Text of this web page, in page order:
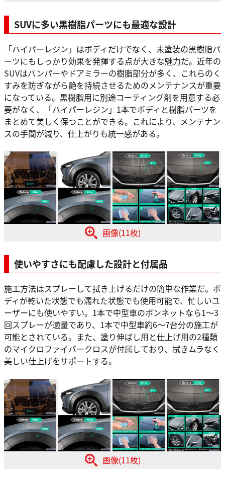
SUVに多い黒樹脂パーツにも最適な設計
「ハイパーレジン」はボディだけでなく、未塗装の黒樹脂パ
ーツにもしっかり効果を発揮する点が大きな魅力だ。近年の
SUVはバンパーやドアミラーの樹脂部分が多く、これらのく
すみを防ぎながら艶を持続させるためのメンテナンスが重要
になっている。黒樹脂用に別途コーティング剤を用意する必
要がなく、「ハイパーレジン」1本でボディと樹脂パーツを
まとめて美しく保つことができる。これにより、メンテナン
スの手間が減り、仕上がりも統一感がある。
画像(11枚)
使いやすさにも配慮した設計と付属品
施工方法はスプレーして拭き上げるだけの簡単な作業だ。ボ
ディが乾いた状態でも濡れた状態でも使用可能で、忙しいユ
ーザーにも使いやすい。1本で中型車のボンネットなら1〜3
回スプレーが適量であり、1本で中型車約6〜7台分の施工が
可能とされている。また、塗り伸ばし用と仕上げ用の2種類
のマイクロファイバークロスが付属しており、拭きムラなく
美しい仕上げをサポートする。
画像(11枚)